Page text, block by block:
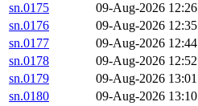
sn.0175
09-Aug-2026 12:26
sn.0176
09-Aug-2026 12:35
sn.0177
09-Aug-2026 12:44
sn.0178
09-Aug-2026 12:52
sn.0179
09-Aug-2026 13:01
sn.0180
09-Aug-2026 13:10